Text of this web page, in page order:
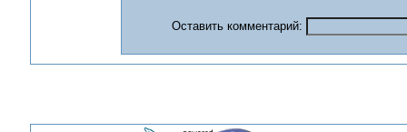
Оставить комментарий: